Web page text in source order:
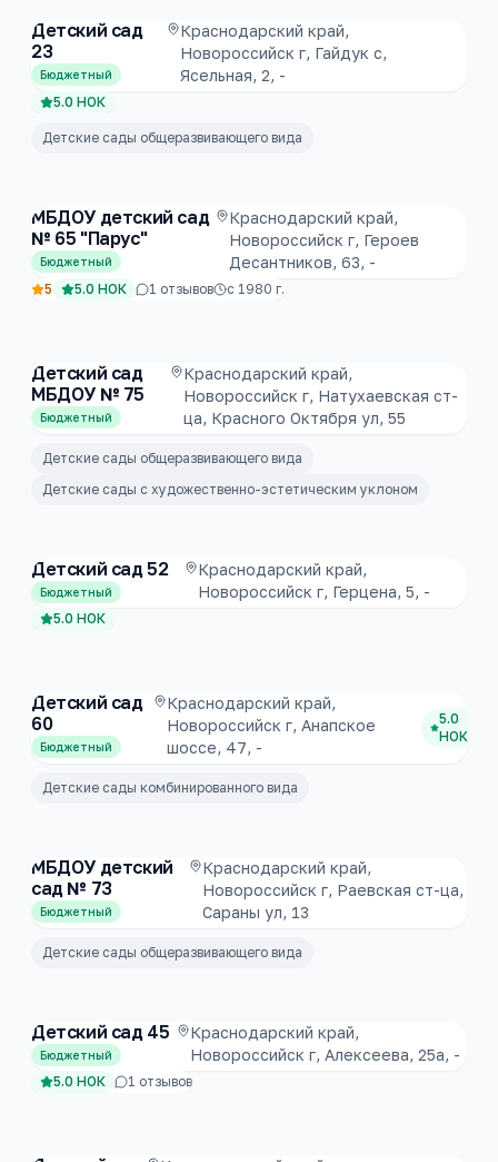
Детский сад
23
Бюджетный
Краснодарский край,
Новороссийск г, Гайдук с,
Ясельная, 2, -
5.0 НОК
Детские сады общеразвивающего вида
МБДОУ детский сад
№ 65 "Парус"
Бюджетный
Краснодарский край,
Новороссийск г, Героев
Десантников, 63, -
5 5.0 НОК 1 отзывов с 1980 г.
Детский сад
МБДОУ № 75
Бюджетный
Краснодарский край,
Новороссийск г, Натухаевская ст-
ца, Красного Октября ул, 55
Детские сады общеразвивающего вида
Детские сады с художественно-эстетическим уклоном
Детский сад 52
Бюджетный
Краснодарский край,
Новороссийск г, Герцена, 5, -
5.0 НОК
Детский сад
60
Бюджетный
Краснодарский край,
Новороссийск г, Анапское
шоссе, 47, -
5.0
НОК
Детские сады комбинированного вида
МБДОУ детский
сад № 73
Бюджетный
Краснодарский край,
Новороссийск г, Раевская ст-ца,
Сараны ул, 13
Детские сады общеразвивающего вида
Детский сад 45
Бюджетный
Краснодарский край,
Новороссийск г, Алексеева, 25а, -
5.0 НОК 1 отзывов